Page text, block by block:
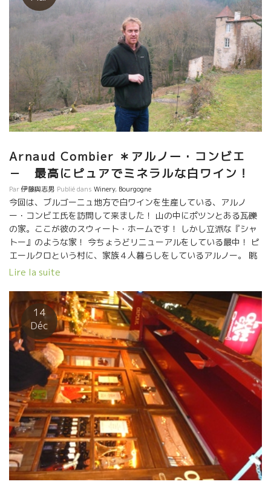
Arnaud Combier ＊アルノー・コンビエ
－ 最高にピュアでミネラルな白ワイン！
Par伊藤與志男 Publié dans Winery, Bourgogne
今回は、ブルゴーニュ地方で白ワインを生産している、アルノ
ー・コンビエ氏を訪問して来ました！ 山の中にポツンとある瓦礫
の家。ここが彼のスウィート・ホームです！ しかし立派な『シャ
トー』のような家！ 今ちょうどリニューアルをしている最中！ ピ
エールクロという村に、家族４人暮らしをしているアルノー。 眺
めも抜群、そして自然度100％！ 家の前には、小さな川も流れて
んどん体に吸収されていきます。 彼からの提案で、今年の夏は、
ここでプチ･バカンスを楽しみたいと思います！ アルノーはブルゴ
ーニュ地方にあるプイイ・フィッセの南、St Véran＊サン・ヴェ
ランで栽培をしています。 彼の祖祖父から始まったこの家庭ワイ
ナリーは、アルノーの父の世代で一時的終了・・・何故かと言う
と、アルノーの父がワインの世界に興味が無かったため、他人に
畑を貸してしまったからなのです！ アルノーに物心が付いたとき
には、ブドウ畑はもう他人のもの・・・仕方なく、彼はフィリッ
プ・ヴァレット氏など、偉大な生産者の下でワイン造りに関する
知識をマスターしました。 そして1999年に嬉しいニュースが！何
と祖祖父の宝だったあの畑を、再び自分の手に入れるチャンス
が！当時アルノーはまだ25歳。しかしワインに対する思いは人一
番強く、彼はドメーヌを引き取り、全面積をビオ栽培に転向し、
なるべくナチュラルなワイン造りを開始したのです！ そして今に
なっては、これほどピュアで、繊細でミネラル感豊富なワインは
Lire la suite
14
Déc